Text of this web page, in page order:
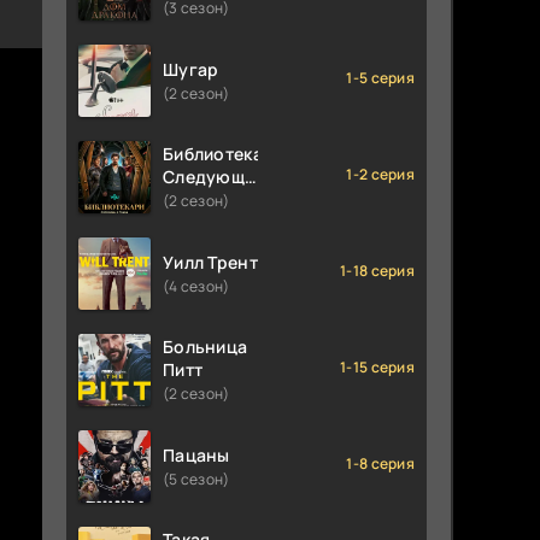
(3 сезон)
Шугар
(2 сезон)
1-5 серия
Библиотекари:
Следующая
глава
(2 сезон)
1-2 серия
Уилл Трент
(4 сезон)
1-18 серия
Больница
Питт
(2 сезон)
1-15 серия
Пацаны
(5 сезон)
1-8 серия